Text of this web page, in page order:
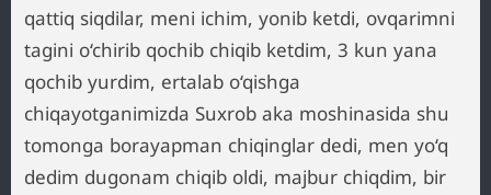
qattiq siqdilar, meni ichim, yonib ketdi, ovqarimni
tagini o‘chirib qochib chiqib ketdim, 3 kun yana
qochib yurdim, ertalab o‘qishga
chiqayotganimizda Suxrob aka moshinasida shu
tomonga borayapman chiqinglar dedi, men yo‘q
dedim dugonam chiqib oldi, majbur chiqdim, bir